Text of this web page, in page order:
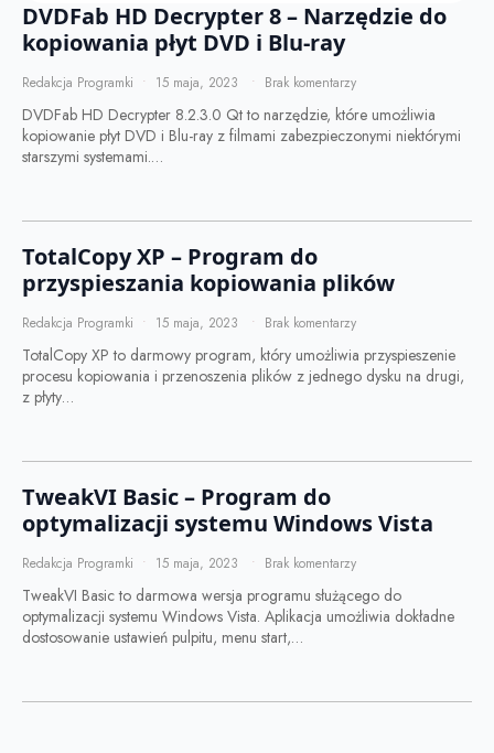
DVDFab HD Decrypter 8 – Narzędzie do
kopiowania płyt DVD i Blu-ray
Redakcja Programki 15 maja, 2023 Brak komentarzy
DVDFab HD Decrypter 8.2.3.0 Qt to narzędzie, które umożliwia
kopiowanie płyt DVD i Blu-ray z filmami zabezpieczonymi niektórymi
starszymi systemami.…
TotalCopy XP – Program do
przyspieszania kopiowania plików
Redakcja Programki 15 maja, 2023 Brak komentarzy
TotalCopy XP to darmowy program, który umożliwia przyspieszenie
procesu kopiowania i przenoszenia plików z jednego dysku na drugi,
z płyty…
TweakVI Basic – Program do
optymalizacji systemu Windows Vista
Redakcja Programki 15 maja, 2023 Brak komentarzy
TweakVI Basic to darmowa wersja programu służącego do
optymalizacji systemu Windows Vista. Aplikacja umożliwia dokładne
dostosowanie ustawień pulpitu, menu start,…